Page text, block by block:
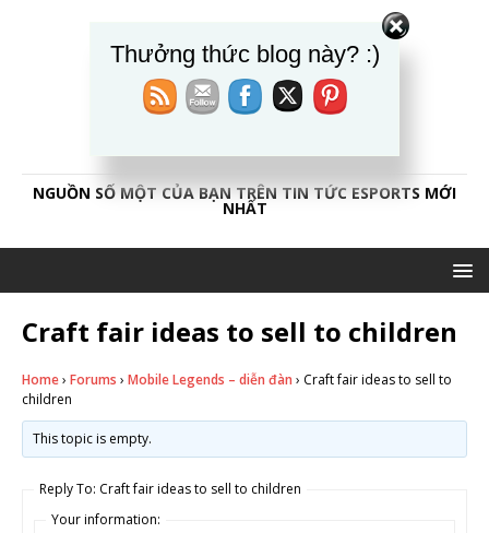
CAOTHỦESPORT84
NGUỒN SỐ MỘT CỦA BẠN TRÊN TIN TỨC ESPORTS MỚI
NHẤT
Craft fair ideas to sell to children
Home› Forums › Mobile Legends – diễn đàn › Craft fair ideas to sell to
children
This topic is empty.
Reply To: Craft fair ideas to sell to children
Your information:
Thưởng thức blog này? :)